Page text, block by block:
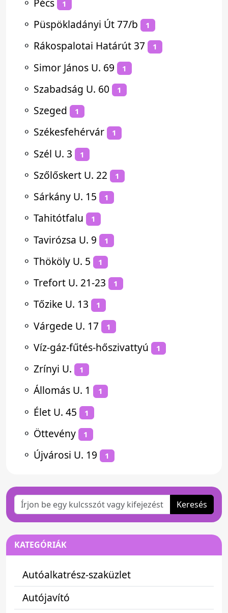
1
⚬ Püspökladányi Út 77/b 1
⚬ Rákospalotai Határút 37 1
⚬ Simor János U. 69 1
⚬ Szabadság U. 60 1
⚬ Szeged 1
⚬ Székesfehérvár 1
⚬ Szél U. 3 1
⚬ Szőlőskert U. 22 1
⚬ Sárkány U. 15 1
⚬ Tahitótfalu 1
⚬ Tavirózsa U. 9 1
⚬ Thököly U. 5 1
⚬ Trefort U. 21-23 1
⚬ Tőzike U. 13 1
⚬ Várgede U. 17 1
⚬ Víz-gáz-fűtés-hőszivattyú 1
⚬ Zrínyi U. 1
⚬ Állomás U. 1 1
⚬ Élet U. 45 1
⚬ Öttevény 1
⚬ Újvárosi U. 19 1
Keresés
KATEGÓRIÁK
Autóalkatrész-szaküzlet
Autójavító